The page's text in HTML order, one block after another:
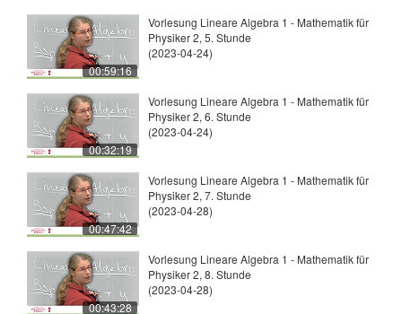
00:59:16
Vorlesung Lineare Algebra 1 - Mathematik für
Physiker 2, 5. Stunde
(2023-04-24)
00:32:19
Vorlesung Lineare Algebra 1 - Mathematik für
Physiker 2, 6. Stunde
(2023-04-24)
00:47:42
Vorlesung Lineare Algebra 1 - Mathematik für
Physiker 2, 7. Stunde
(2023-04-28)
00:43:28
Vorlesung Lineare Algebra 1 - Mathematik für
Physiker 2, 8. Stunde
(2023-04-28)